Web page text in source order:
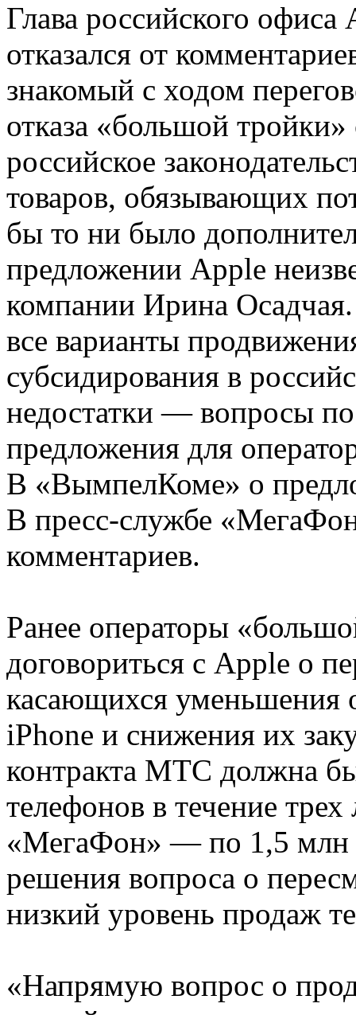
Глава российского
отказался от
знакомый с ходом
отказа «большой
российское
товаров, обязывающих
бы то ни было
предложении Apple
компании Ирина
все варианты
субсидирования в
недостатки — вопросы по
предложения для
В «ВымпелКоме» о
В пресс-службе
комментариев.
Ранее операторы
договориться с Apple о
касающихся уменьшения
iPhone и снижения их
контракта МТС должна
телефонов в течение
«МегаФон» — по 1,5 млн
решения вопроса о
низкий уровень продаж
«Напрямую вопрос о